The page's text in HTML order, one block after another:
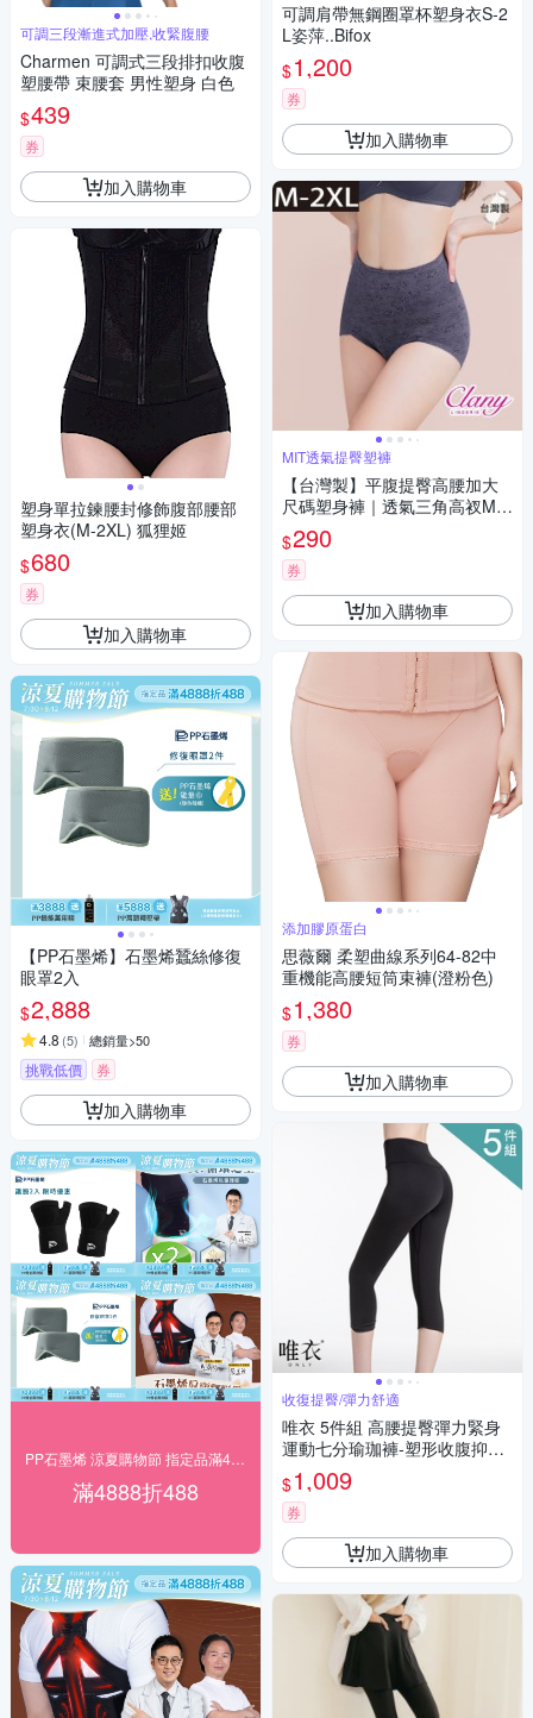
可調三段漸進式加壓,收緊腹腰
Charmen 可調式三段排扣收腹
塑腰帶 束腰套 男性塑身 白色
$439
券
加入購物車
塑身單拉鍊腰封修飾腹部腰部
塑身衣(M-2XL) 狐狸姬
$680
券
加入購物車
【PP石墨烯】石墨烯蠶絲修復
眼罩2入
$2,888
4.8 (5) 總銷量>50
挑戰低價 券
加入購物車
滿4888折488
可調肩帶無鋼圈罩杯塑身衣S-2
L姿萍..Bifox
$1,200
券
加入購物車
MIT透氣提臀塑褲
【台灣製】平腹提臀高腰加大
尺碼塑身褲｜透氣三角高衩M-2
XL/Q內褲 1965 深紫【可蘭霓C
lany】
$290
券
加入購物車
添加膠原蛋白
思薇爾 柔塑曲線系列64-82中
重機能高腰短筒束褲(澄粉色)
$1,380
券
加入購物車
收復提臀/彈力舒適
唯衣 5件組 高腰提臀彈力緊身
運動七分瑜珈褲-塑形收腹抑菌
內褲_顏色隨機_81458(S-2XL
可選)
$1,009
券
加入購物車